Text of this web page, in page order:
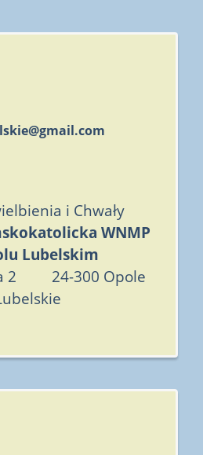
i Chwały
WNMP
Lubelskim
2 24-300 Opole